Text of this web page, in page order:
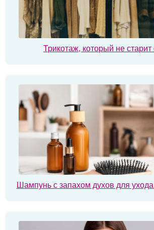
Трикотаж, который не старит
Шампунь с запахом духов для